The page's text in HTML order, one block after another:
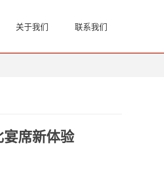
关于我们 联系我们
席新体验